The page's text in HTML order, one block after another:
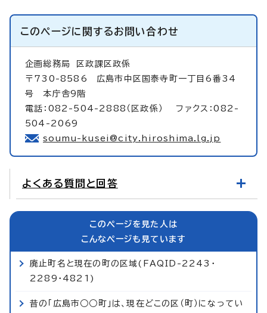
このページに関するお問い合わせ
企画総務局
区政課区政係
〒730-8586 広島市中区国泰寺町一丁目6番34
号 本庁舎9階
電話：082-504-2888（区政係） ファクス：082-
504-2069
soumu-kusei@city.hiroshima.lg.jp
よくある質問と回答
このページを見た人は
こんなページも見ています
廃止町名と現在の町の区域(FAQID-2243・
2289・4821)
昔の「広島市○○町」は、現在どこの区（町）になってい